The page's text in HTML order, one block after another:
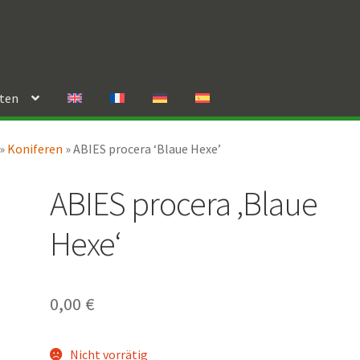
» Koniferen »ABIES procera ‘Blaue Hexe’
ABIES procera ‚Blaue
Hexe‘
0,00 €
Nicht vorrätig